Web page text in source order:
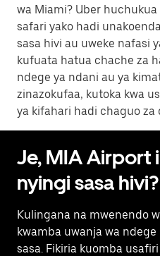
wa Miami? Uber
safari yako hadi
sasa hivi au uweke nafasi
kufuata hatua chache za
ndege ya ndani au ya
zinazokufaa, kutoka kwa
ya kifahari hadi chaguo
Je, MIA Airport
nyingi sasa hivi?
Kulingana na mwenendo
kwamba uwanja wa ndege
sasa. Fikiria kuomba